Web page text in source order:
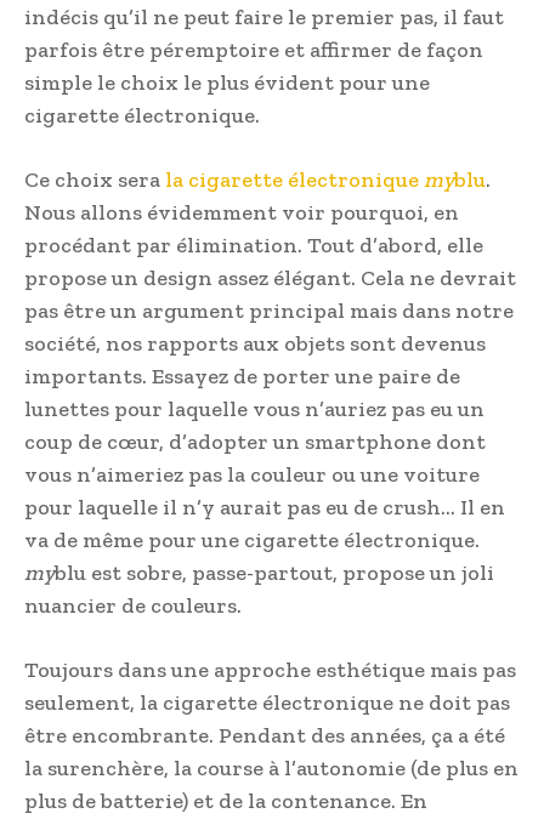
indécis qu’il ne peut faire le premier pas, il faut
parfois être péremptoire et affirmer de façon
simple le choix le plus évident pour une
cigarette électronique.
Ce choix sera la cigarette électroniquemyblu.
Nous allons évidemment voir pourquoi, en
procédant par élimination. Tout d’abord, elle
propose un design assez élégant. Cela ne devrait
pas être un argument principal mais dans notre
société, nos rapports aux objets sont devenus
importants. Essayez de porter une paire de
lunettes pour laquelle vous n’auriez pas eu un
coup de cœur, d’adopter un smartphone dont
vous n’aimeriez pas la couleur ou une voiture
pour laquelle il n’y aurait pas eu de crush… Il en
va de même pour une cigarette électronique.
myblu est sobre, passe-partout, propose un joli
nuancier de couleurs.
Toujours dans une approche esthétique mais pas
seulement, la cigarette électronique ne doit pas
être encombrante. Pendant des années, ça a été
la surenchère, la course à l’autonomie (de plus en
plus de batterie) et de la contenance. En